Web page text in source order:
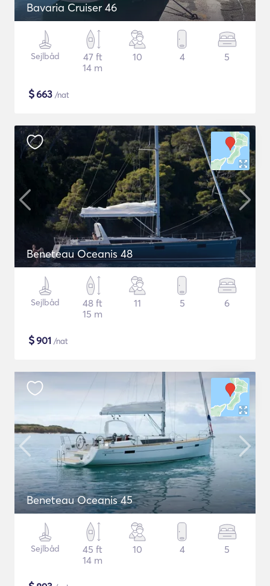
Bavaria Cruiser 46
Sejlbåd
47 ft
14 m
10 4 5
$663 /nat
Beneteau Oceanis 48
Sejlbåd
48 ft
15 m
11 5 6
$901 /nat
Beneteau Oceanis 45
Sejlbåd
45 ft
14 m
10 4 5